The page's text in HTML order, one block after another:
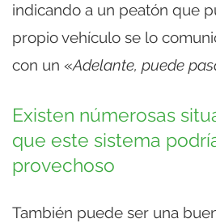
indicando a un peatón que
propio vehículo se lo
con un «Adelante, puede
Existen númerosas
que este sistema
provechoso
También puede ser una